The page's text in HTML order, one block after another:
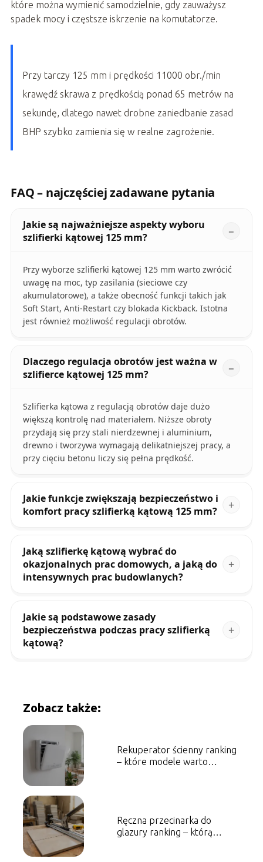
które można wymienić samodzielnie, gdy zauważysz
spadek mocy i częstsze iskrzenie na komutatorze.
Przy tarczy 125 mm i prędkości 11000 obr./min
krawędź skrawa z prędkością ponad 65 metrów na
sekundę, dlatego nawet drobne zaniedbanie zasad
BHP szybko zamienia się w realne zagrożenie.
FAQ – najczęściej zadawane pytania
Jakie są najważniejsze aspekty wyboru
szlifierki kątowej 125 mm?
Przy wyborze szlifierki kątowej 125 mm warto zwrócić
uwagę na moc, typ zasilania (sieciowe czy
akumulatorowe), a także obecność funkcji takich jak
Soft Start, Anti-Restart czy blokada Kickback. Istotna
jest również możliwość regulacji obrotów.
Dlaczego regulacja obrotów jest ważna w
szlifierce kątowej 125 mm?
Szlifierka kątowa z regulacją obrotów daje dużo
większą kontrolę nad materiałem. Niższe obroty
przydają się przy stali nierdzewnej i aluminium,
drewno i tworzywa wymagają delikatniejszej pracy, a
przy cięciu betonu liczy się pełna prędkość.
Jakie funkcje zwiększają bezpieczeństwo i
komfort pracy szlifierką kątową 125 mm?
Jaką szlifierkę kątową wybrać do
okazjonalnych prac domowych, a jaką do
intensywnych prac budowlanych?
Jakie są podstawowe zasady
bezpieczeństwa podczas pracy szlifierką
kątową?
Zobacz także:
Rekuperator ścienny ranking
– które modele warto
Ręczna przecinarka do
glazury ranking – którą